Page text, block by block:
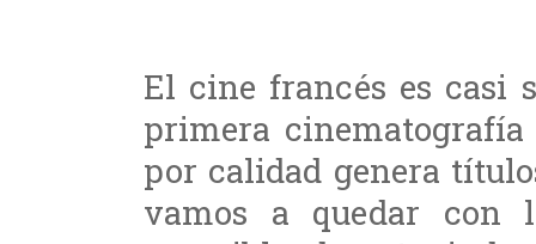
El cine francés es casi
primera
por calidad genera
vamos a quedar con